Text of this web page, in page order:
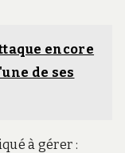
encore
de ses
à gérer :